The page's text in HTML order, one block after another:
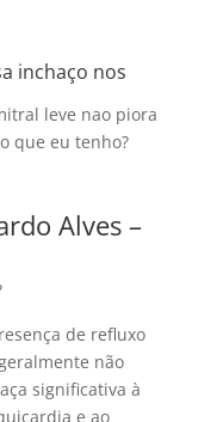
inchaço nos
leve nao piora
que eu tenho?
Alves –
de refluxo
não
significativa à
e ao